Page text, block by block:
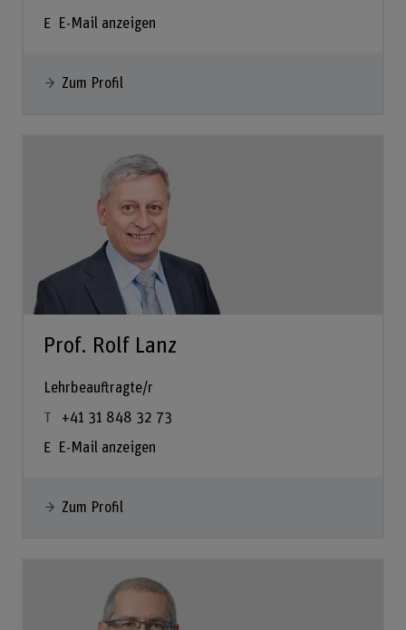
E-Mail anzeigen
Zum Profil
Prof. Rolf Lanz
Lehrbeauftragte/r
+41 31 848 32 73
E-Mail anzeigen
Zum Profil